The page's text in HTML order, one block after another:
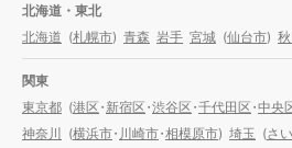
北海道・東北
北海道 (札幌市) 青森 岩手 宮城 (仙台市)
関東
東京都 (港区・新宿区・渋谷区・千代田区・中央
神奈川 (横浜市・川崎市・相模原市) 埼玉 (さ